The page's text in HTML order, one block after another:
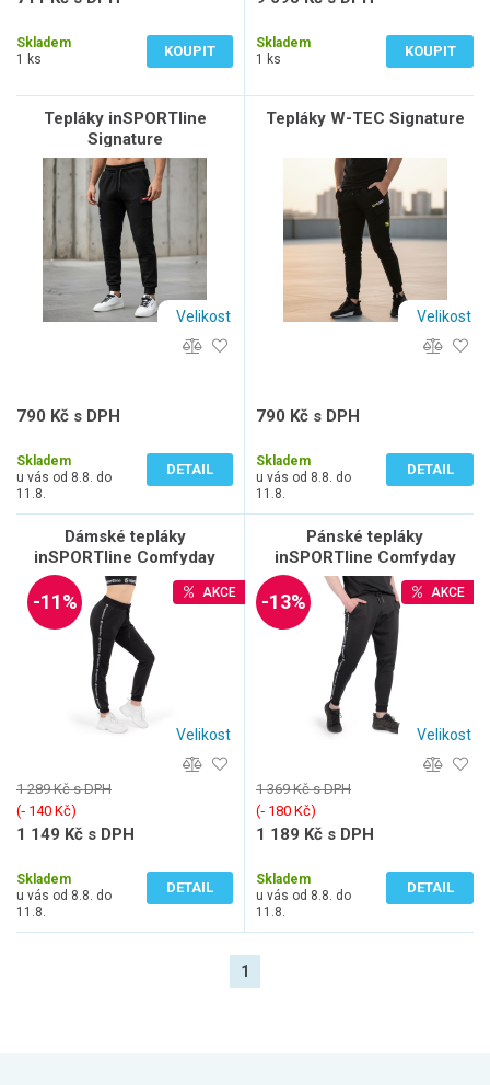
Skladem
1 ks
KOUPIT
Skladem
1 ks
KOUPIT
Tepláky inSPORTline
Signature
Velikost
790 Kč s DPH
Skladem
u vás od 8.8. do
11.8.
DETAIL
Tepláky W-TEC Signature
Velikost
790 Kč s DPH
Skladem
u vás od 8.8. do
11.8.
DETAIL
Dámské tepláky
inSPORTline Comfyday
Woman
AKCE
-11%
Velikost
1 289 Kč s DPH
(‐ 140 Kč)
1 149 Kč s DPH
Skladem
u vás od 8.8. do
11.8.
DETAIL
Pánské tepláky
inSPORTline Comfyday
Man
AKCE
-13%
Velikost
1 369 Kč s DPH
(‐ 180 Kč)
1 189 Kč s DPH
Skladem
u vás od 8.8. do
11.8.
DETAIL
1